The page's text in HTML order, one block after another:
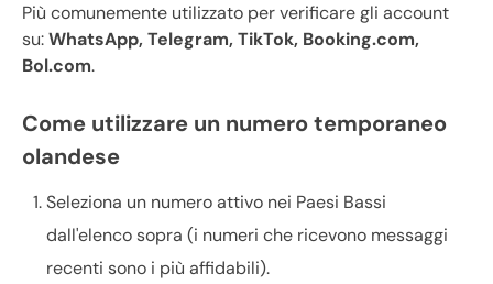
Più comunemente utilizzato per verificare gli account
su:WhatsApp, Telegram, TikTok, Booking.com,
Bol.com.
Come utilizzare un numero temporaneo
olandese
Seleziona un numero attivo nei Paesi Bassi
dall'elenco sopra (i numeri che ricevono messaggi
recenti sono i più affidabili).